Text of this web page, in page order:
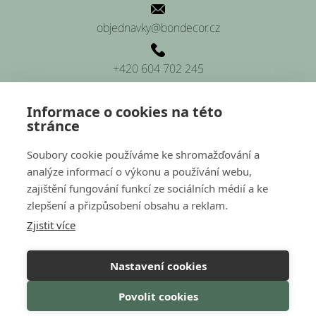
Informace o cookies na této
stránce
Soubory cookie používáme ke shromažďování a
analýze informací o výkonu a používání webu,
zajištění fungování funkcí ze sociálních médií a ke
zlepšení a přizpůsobení obsahu a reklam.
Zjistit více
Nastavení cookies
Povolit cookies
objednavky@bondecor.cz
+420 604 702 245
Platnéřská 88/9, Praha 1 (sídlo firmy)
Hluchov 157, 798 41 Hluchov (provozovna a sklady)
NakódovaloRemedio Digital|
Vytvořil Shoptet
Copyright 2026Bondecor. Všechna práva vyhrazena.